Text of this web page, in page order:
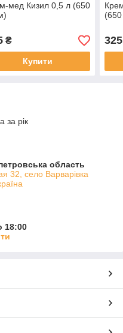
мед Кизил 0,5 л (650
₴
Купити
325
за рік
область
32, село Варварівка
18:00